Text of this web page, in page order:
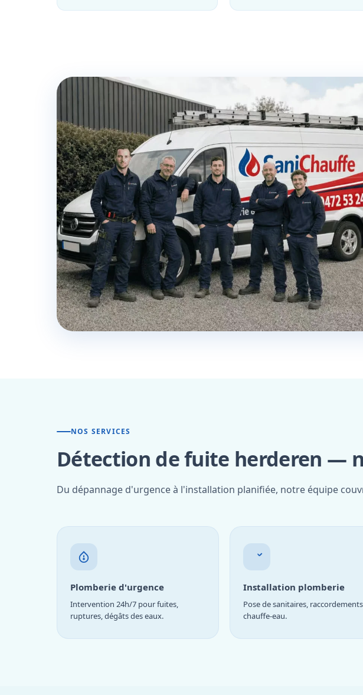
NOS SERVICES
Détection de fuite herderen —
Du dépannage d'urgence à l'installation planifiée, notre équipe
Plomberie d'urgence
Intervention 24h/7 pour fuites,
ruptures, dégâts des eaux.
Installation plomberie
Pose de sanitaires, raccordements,
chauffe-eau.